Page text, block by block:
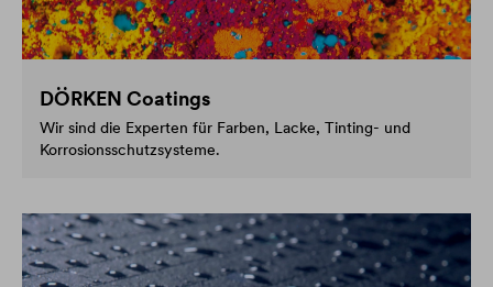
DÖRKEN Coatings
Wir sind die Experten für Farben, Lacke, Tinting- und
Korrosionsschutzsysteme.